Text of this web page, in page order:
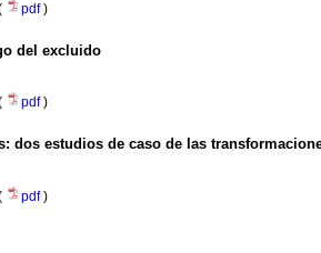
pdf)
del excluido
pdf)
: dos estudios de caso de las
pdf)